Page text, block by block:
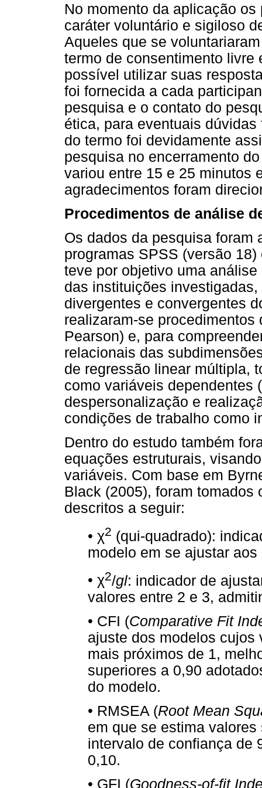
No momento da aplicação
caráter voluntário e sigiloso
Aqueles que se
termo de consentimento livre
possível utilizar suas
foi fornecida a cada
pesquisa e o contato do
ética, para eventuais
do termo foi devidamente
pesquisa no encerramento
variou entre 15 e 25 minutos
agradecimentos foram
Procedimentos de análise
Os dados da pesquisa foram
programas SPSS (versão
teve por objetivo uma
das instituições
divergentes e convergentes
realizaram-se
Pearson) e, para
relacionais das
de regressão linear múltipla,
como variáveis dependentes
despersonalização e
condições de trabalho como
Dentro do estudo também
equações estruturais,
variáveis. Com base em
Black (2005), foram
descritos a seguir:
• χ2 (qui-quadrado):
modelo em se ajustar
• χ2/gl: indicador de
valores entre 2 e 3,
• CFI (Comparative Fit
ajuste dos modelos cujos
mais próximos de 1,
superiores a 0,90
do modelo.
• RMSEA (Root Mean
em que se estima
intervalo de confiança de
0,10.
• GFI (Goodness-of-fit